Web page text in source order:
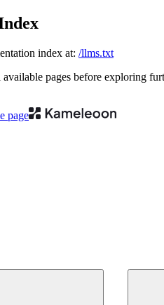
index at: /llms.txt
pages before exploring
page